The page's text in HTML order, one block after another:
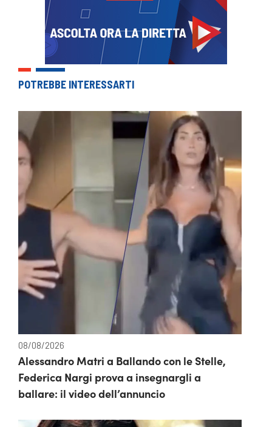
POTREBBE INTERESSARTI
08/08/2026
Alessandro Matri a Ballando con le Stelle,
Federica Nargi prova a insegnargli a
ballare: il video dell’annuncio